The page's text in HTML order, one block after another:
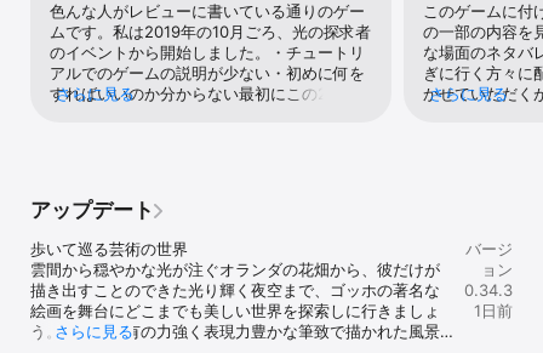
として眼前に広がります。
ともに描く世界
その生涯において、真の意味では決して孤独ではなかったゴッホの
ように、あなたも独りではありません。Sky独自の描画機能を使
新たな明日へ
全てが終わったら、立ち止まり、これまで歩んできた旅を振り返っ
てみてください。そして見たこと、感じたこと、あなた自身の経験
として胸に刻まれたことをぜひ共有ください。『Dear Van Gogh 親
愛なるファン・ゴッホへ 』はただのゲームではありません。最も偉
大な芸術家の一人に新たな光を当て、時に埋もれた真実の物語をあ
なた自身の目で確かめるための招待状です。
色んな人がレビューに書いている通りのゲー
ムです。私は2019年の10月ごろ、光の探求者
のイベントから開始しました。・チュートリ
アルでのゲームの説明が少ない・初めに何を
すればいいのか分からない最初にこの2つの
｢この世界ではこういう物語があったのかも
しれない｣｢もしかしたらこのエリアにはこう
いう日常があったのかも｣と想像し、自分の
中で全ての辻褄が合い1つの物語になっときの
感動は、今でも忘れられません。とても素晴
らしい体験でした。今のゲームは｢全てのプ
レイヤーに｣｢わりやすく｣｢全てを説明する｣
｢全て文字にする｣ものが多いです。それに対
さらに見る
このゲームに付
の一部の内容を
な場面のネタバ
ぎに行く方々に
かせていただく
光が塗り潰さ
けられたとして
り付いてでも歩
ら、諦めずに進
先にも、星空は
さらに見る
アップデート
歩いて巡る芸術の世界
雲間から穏やかな光が注ぐオランダの花畑から、彼だけが
描き出すことのできた光り輝く夜空まで、ゴッホの著名な
絵画を舞台にどこまでも美しい世界を探索しに行きましょ
う。ゴッホ特有の力強く表現力豊かな筆致で描かれた風景
さらに見る
バージ
ョン
0.34.3
1日前